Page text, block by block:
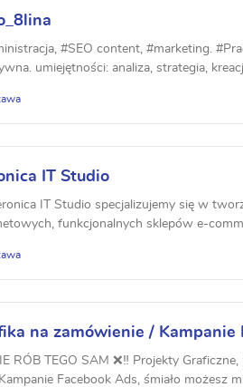
#SEO content, #marketing.
umiejętności: analiza, strategia,
IT Studio
IT Studio specjalizujemy się w
funkcjonalnych sklepów e-
na zamówienie / Kampanie
RÓB TEGO SAM ❌‼️ Projekty
Facebook Ads, śmiało możesz